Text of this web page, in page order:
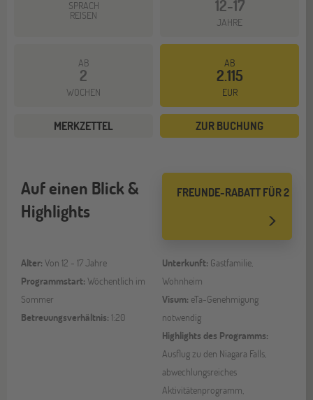
SPRACH
REISEN
12-17
JAHRE
AB
2
WOCHEN
AB
2.115
EUR
MERKZETTEL ZUR BUCHUNG
FREUNDE-RABATT FÜR 2
Auf einen Blick &
Highlights
Alter: Von 12 - 17 Jahre
Programmstart: Wöchentlich im
Sommer
Betreuungsverhältnis: 1:20
Unterkunft: Gastfamilie,
Wohnheim
Visum: eTa-Genehmigung
notwendig
Highlights des Programms:
Ausflug zu den Niagara Falls,
abwechlungsreiches
Aktivitätenprogramm,